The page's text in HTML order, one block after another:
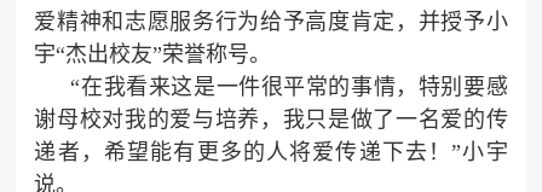
爱精神和志愿服务行为给予高度肯定，并授予小
宇“杰出校友”荣誉称号。
“在我看来这是一件很平常的事情，特别要感
谢母校对我的爱与培养，我只是做了一名爱的传
递者，希望能有更多的人将爱传递下去！”小宇
说。